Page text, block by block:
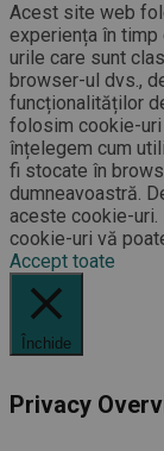
Acest site web
experiența în
urile care sunt
browser-ul dvs.,
funcționalităților
folosim cookie-uri
înțelegem cum
fi stocate în
dumneavoastră.
aceste cookie-uri.
cookie-uri vă
Accept toate
Închide
Privacy